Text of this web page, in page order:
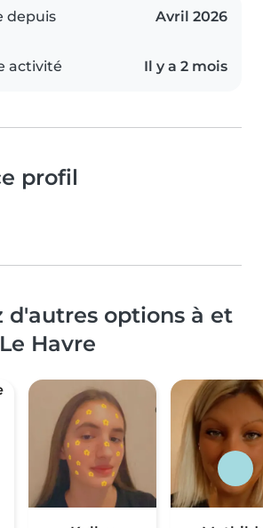
depuis Avril 2026
activité Il y a 2 mois
profil
d'autres options à et
Havre